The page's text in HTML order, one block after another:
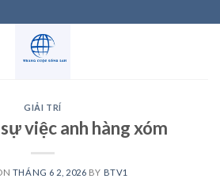
GIẢI TRÍ
việc anh hàng xóm
THÁNG 6 2, 2026 BY BTV1